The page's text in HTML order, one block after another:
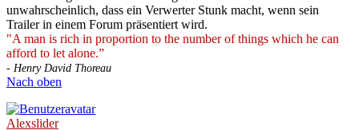
unwahrscheinlich, dass ein Verwerter Stunk macht, wenn sein
Trailer in einem Forum präsentiert wird.
"A man is rich in proportion to the number of things which he can
afford to let alone.”
- Henry David Thoreau
Nach oben
Alexslider